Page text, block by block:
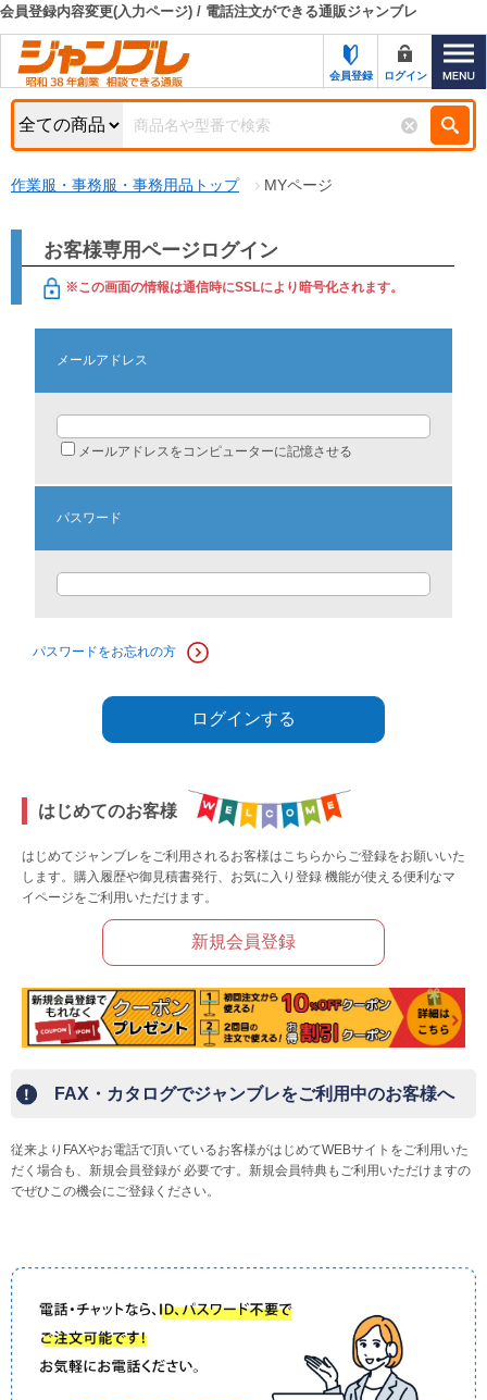
カテゴリー一覧
お知らせ
特集・キャンペーン一覧
初めての方へ
サポート＆ヘルプ
新規登録キャンペーン
名入れ刺繍
試着サンプル無料貸し出し
デジタルカタログ
クイックオーダー
（注文番号からご注文）
お気に入り
キーワード検索
商品カテゴリから選ぶ
NEW
売れ筋
オリジナル
販売価格(税抜き)で絞る
円から
会員登録内容変更(入力ページ) / 電話注文ができる通販ジャンブレ
会員登録 ログイン
作業服・事務服・事務用品トップ MYページ
お客様専用ページログイン
※この画面の情報は通信時にSSLにより暗号化されます。
メールアドレス
メールアドレスをコンピューターに記憶させる
パスワード
パスワードをお忘れの方
ログインする
はじめてのお客様
はじめてジャンブレをご利用されるお客様はこちらからご登録をお願いいた
します。購入履歴や御見積書発行、お気に入り登録 機能が使える便利なマ
イページをご利用いただけます。
新規会員登録
FAX・カタログでジャンブレをご利用中のお客様へ
従来よりFAXやお電話で頂いているお客様がはじめてWEBサイトをご利用いた
だく場合も、新規会員登録が 必要です。新規会員特典もご利用いただけますの
でぜひこの機会にご登録ください。